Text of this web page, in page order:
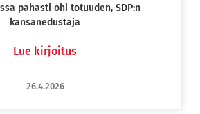
pahasti ohi totuuden, SDP:n
kansanedustaja
Lue kirjoitus
26.4.2026